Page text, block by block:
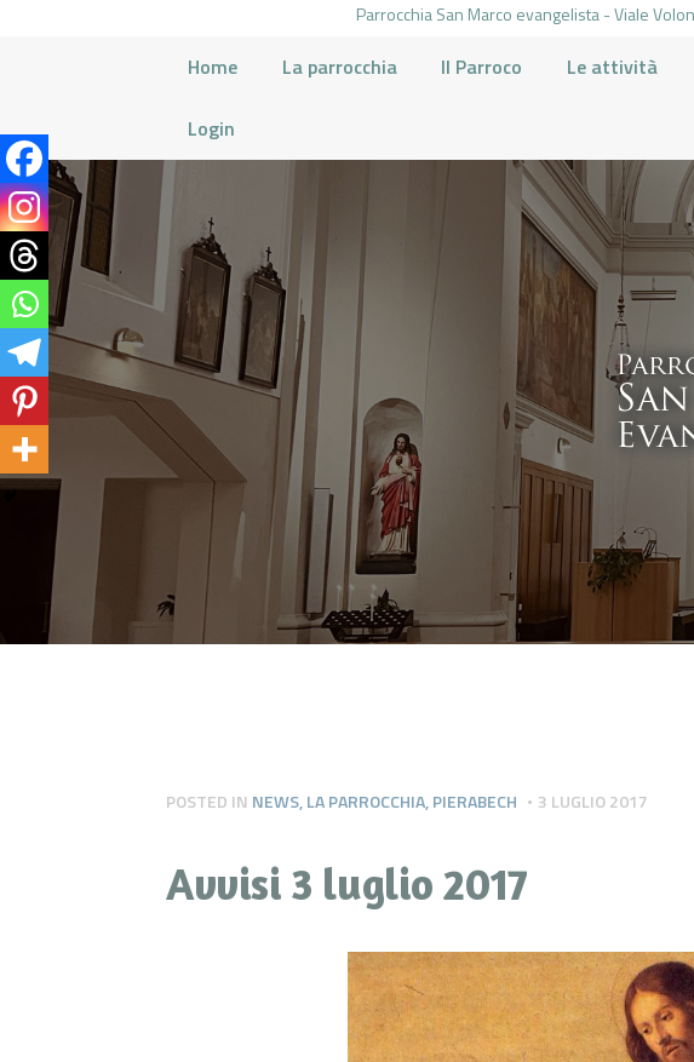
Parrocchia San Marco evangelista - Viale
Home La parrocchia Il Parroco Le attività
Login
HOME
LA
IL
LE
IL
FOTO
POSTED IN NEWS,LA PARROCCHIA,PIERABECH 3 LUGLIO 2017
Avvisi 3 luglio 2017